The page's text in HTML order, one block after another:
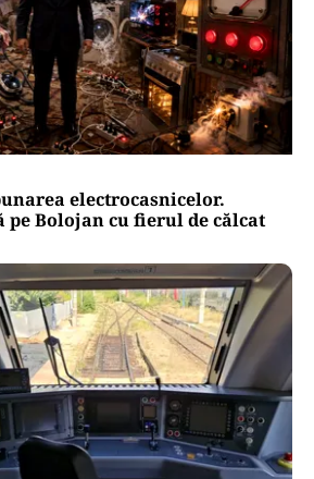
electrocasnicelor.
pe Bolojan cu fierul de călcat